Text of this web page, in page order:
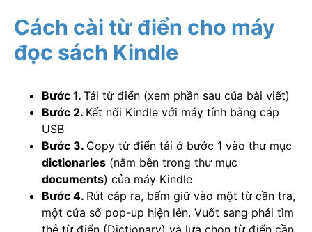
Cách cài từ điển cho máy
đọc sách Kindle
Bước 1. Tải từ điển (xem phần sau của bài viết)
Bước 2. Kết nối Kindle với máy tính bằng cáp
USB
Bước 3. Copy từ điển tải ở bước 1 vào thư mục
dictionaries (nằm bên trong thư mục
documents) của máy Kindle
Bước 4. Rút cáp ra, bấm giữ vào một từ cần tra,
một cửa sổ pop-up hiện lên. Vuốt sang phải tìm
thẻ từ điển (Dictionary) và lựa chọn từ điển cần